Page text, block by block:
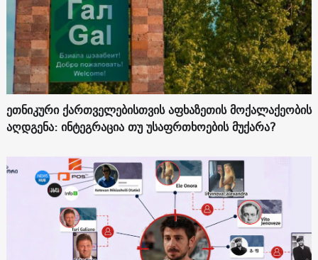
ეთნიკური ქართველებისთვის აფხაზეთის მოქალაქეობის
აღდგენა: ინტეგრაცია თუ უსაფრთხოების მუქარა?